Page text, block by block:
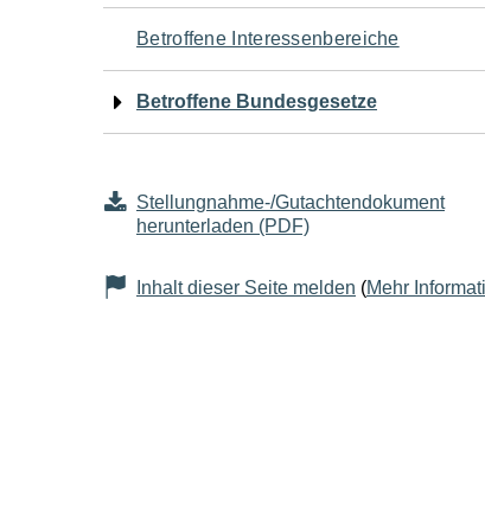
den
Seiteninhalt
Betroffene Interessenbereiche
Betroffene Bundesgesetze
Stellungnahme-/Gutachtendokument
herunterladen (PDF)
Inhalt dieser Seite melden (Mehr